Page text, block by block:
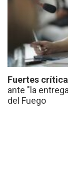
Fuertes
ante "la
del Fuego